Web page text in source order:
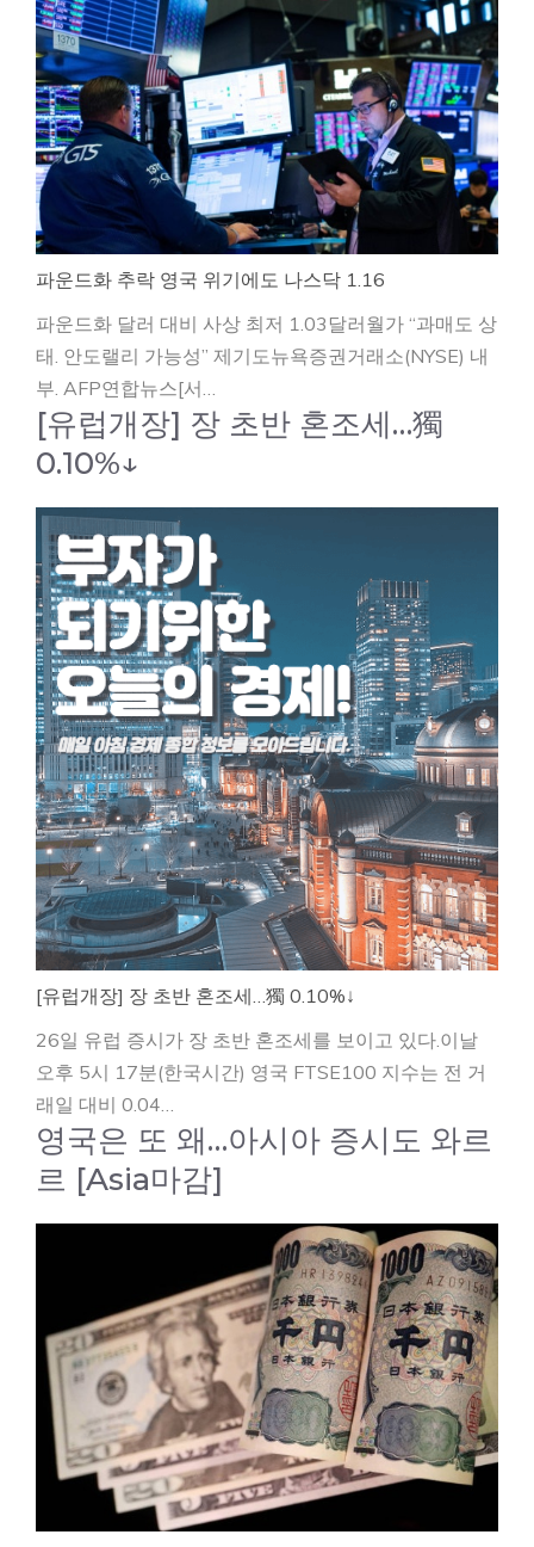
파운드화 추락 영국 위기에도 나스닥 1.16
파운드화 달러 대비 사상 최저 1.03달러월가 “과매도 상
태. 안도랠리 가능성” 제기도뉴욕증권거래소(NYSE) 내
부. AFP연합뉴스[서…
[유럽개장] 장 초반 혼조세…獨
0.10%↓
[유럽개장] 장 초반 혼조세…獨 0.10%↓
26일 유럽 증시가 장 초반 혼조세를 보이고 있다.이날
오후 5시 17분(한국시간) 영국 FTSE100 지수는 전 거
래일 대비 0.04…
영국은 또 왜…아시아 증시도 와르
르 [Asia마감]